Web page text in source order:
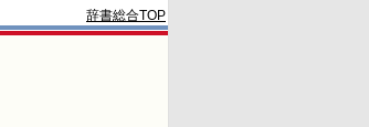
辞書総合TOP